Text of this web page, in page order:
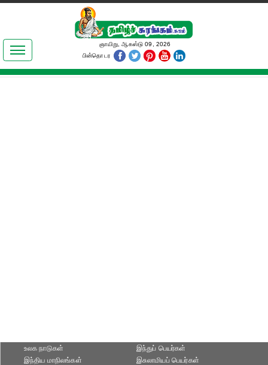
இலக்கியங்கள்
தமிழ் உலகம்
ஞாயிறு, ஆகஸ்டு 09, 2026
பின்தொடர
உலக நாடுகள்
இந்திய மாநிலங்கள்
இந்துப் பெயர்கள்
இசுலாமியப் பெயர்கள்